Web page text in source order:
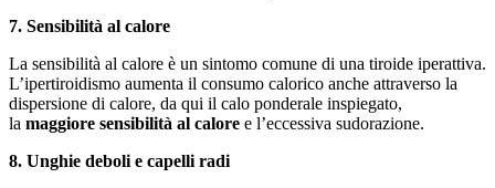
7. Sensibilità al calore
La sensibilità al calore è un sintomo comune di una tiroide iperattiva.
L’ipertiroidismo aumenta il consumo calorico anche attraverso la
dispersione di calore, da qui il calo ponderale inspiegato,
la maggiore sensibilità al calore e l’eccessiva sudorazione.
8. Unghie deboli e capelli radi